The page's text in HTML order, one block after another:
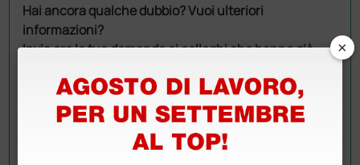
Hai ancora qualche dubbio? Vuoi ulteriori
informazioni?
Invia ora la tua domanda ai colleghi che hanno già
×